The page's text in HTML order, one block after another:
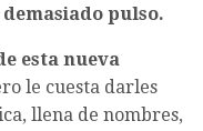
pulso.
esta nueva
le cuesta darles
llena de nombres,